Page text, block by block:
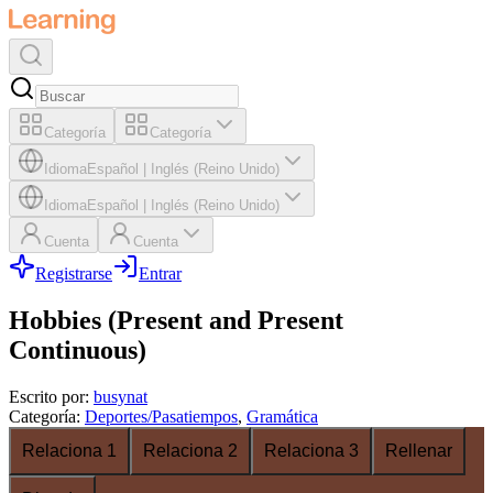
Categoría Categoría
IdiomaEspañol Inglés (Reino Unido)
IdiomaEspañol Inglés (Reino Unido)
Cuenta Cuenta
Registrarse Entrar
Hobbies (Present and Present
Continuous)
Escrito por: busynat
Categoría: Deportes/Pasatiempos, Gramática
Relaciona 1
Relaciona 2 Relaciona 3 Rellenar